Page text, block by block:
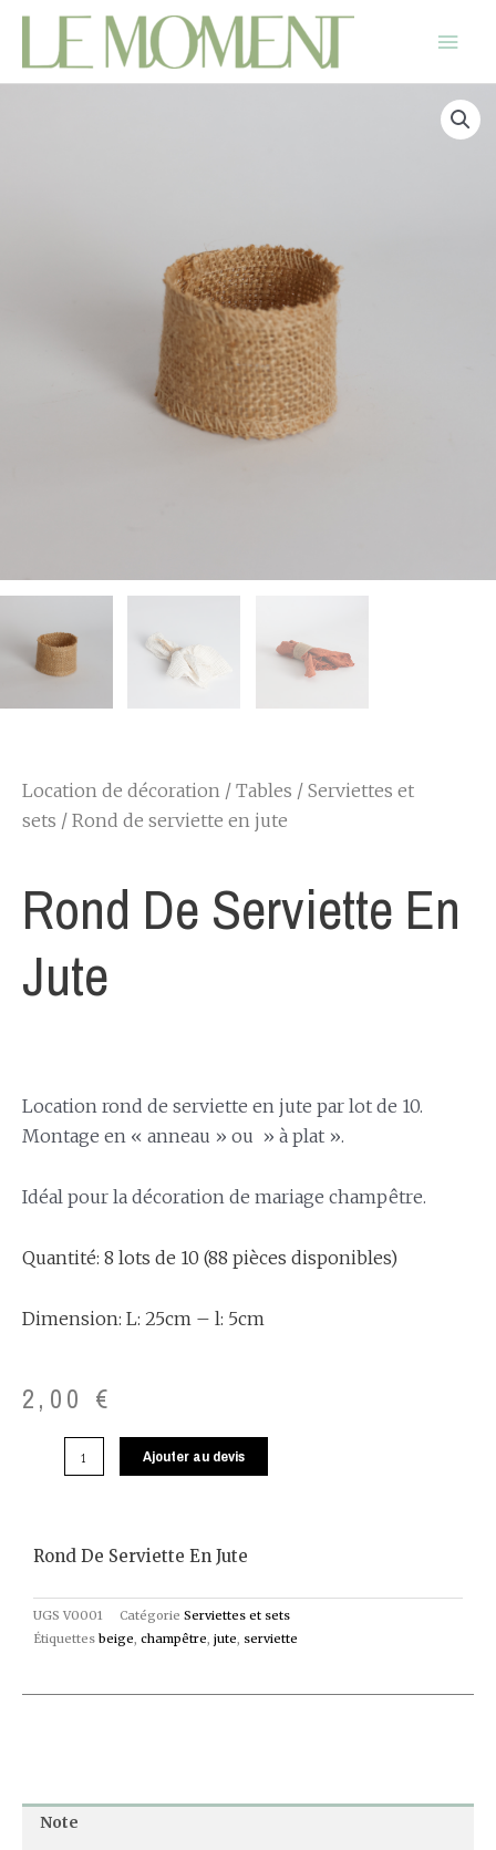
Location de décoration / Tables / Serviettes et
sets / Rond de serviette en jute
Rond De Serviette En
Jute
Location rond de serviette en jute par lot de 10.
Montage en « anneau » ou » à plat ».
Idéal pour la décoration de mariage champêtre.
Quantité: 8 lots de 10 (88 pièces disponibles)
Dimension: L: 25cm – l: 5cm
2,00 €
Ajouter au devis
Rond De Serviette En Jute
UGS V0001 Catégorie Serviettes et sets
Étiquettes beige, champêtre, jute, serviette
Note